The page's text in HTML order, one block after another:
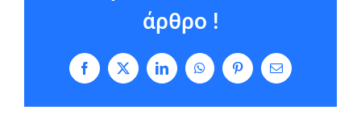
άρθρο !
Facebook
X LinkedInWhatsAppPinterestEmail